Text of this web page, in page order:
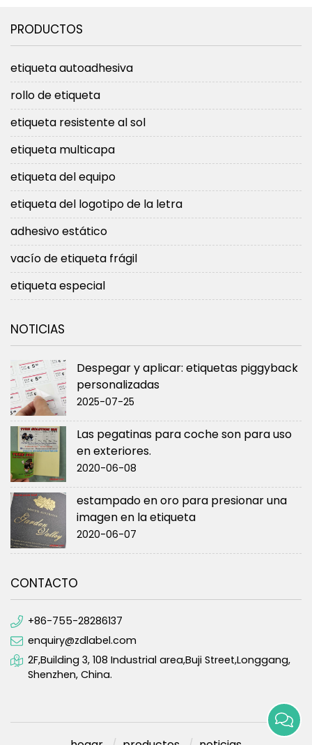
PRODUCTOS
etiqueta autoadhesiva
rollo de etiqueta
etiqueta resistente al sol
etiqueta multicapa
etiqueta del equipo
etiqueta del logotipo de la letra
adhesivo estático
vacío de etiqueta frágil
etiqueta especial
NOTICIAS
Despegar y aplicar: etiquetas piggyback
personalizadas
2025-07-25
Las pegatinas para coche son para uso
en exteriores.
2020-06-08
estampado en oro para presionar una
imagen en la etiqueta
2020-06-07
CONTACTO
+86-755-28286137
enquiry@zdlabel.com
2F,Building 3, 108 Industrial area,Buji Street,Longgang,
Shenzhen, China.